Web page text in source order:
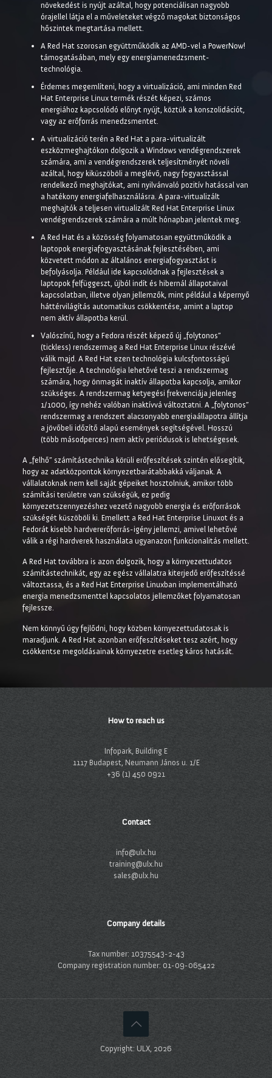
növekedést is nyújt azáltal, hogy potenciálisan nagyobb
órajellel látja el a műveleteket végző magokat biztonságos
hőszintek megtartása mellett.
A Red Hat szorosan együttműködik az AMD-vel a PowerNow!
támogatásában, mely egy energiamenedzsment-
technológia.
Érdemes megemlíteni, hogy a virtualizáció, ami minden Red
Hat Enterprise Linux termék részét képezi, számos
energiához kapcsolódó előnyt nyújt, köztük a konszolidációt,
vagy az erőforrás menedzsmentet.
A virtualizáció terén a Red Hat a para-virtualizált
eszközmeghajtókon dolgozik a Windows vendégrendszerek
számára, ami a vendégrendszerek teljesítményét növeli
azáltal, hogy kiküszöböli a meglévő, nagy fogyasztással
rendelkező meghajtókat, ami nyilvánvaló pozitív hatással van
a hatékony energiafelhasználásra. A para-virtualizált
meghajtók a teljesen virtualizált Red Hat Enterprise Linux
vendégrendszerek számára a múlt hónapban jelentek meg.
A Red Hat és a közösség folyamatosan együttműködik a
laptopok energiafogyasztásának fejlesztésében, ami
közvetett módon az általános energiafogyasztást is
befolyásolja. Például ide kapcsolódnak a fejlesztések a
laptopok felfüggeszt, újból indít és hibernál állapotaival
kapcsolatban, illetve olyan jellemzők, mint például a képernyő
háttérvilágítás automatikus csökkentése, amint a laptop
nem aktív állapotba kerül.
Valószínű, hogy a Fedora részét képező új „folytonos”
(tickless) rendszermag a Red Hat Enterprise Linux részévé
válik majd. A Red Hat ezen technológia kulcsfontosságú
fejlesztője. A technológia lehetővé teszi a rendszermag
számára, hogy önmagát inaktív állapotba kapcsolja, amikor
szükséges. A rendszermag ketyegési frekvenciája jelenleg
1/1000, így nehéz valóban inaktívvá változtatni. A „folytonos”
rendszermag a rendszert alacsonyabb energiaállapotra állítja
a jövőbeli időzítő alapú események segítségével. Hosszú
(több másodperces) nem aktív periódusok is lehetségesek.
A „felhő” számítástechnika körüli erőfeszítések szintén elősegítik,
hogy az adatközpontok környezetbarátabbakká váljanak. A
vállalatoknak nem kell saját gépeiket hosztolniuk, amikor több
számítási területre van szükségük, ez pedig
környezetszennyezéshez vezető nagyobb energia és erőforrások
szükségét küszöböli ki. Emellett a Red Hat Enterprise Linuxot és a
Fedorát kisebb hardvererőforrás-igény jellemzi, amivel lehetővé
válik a régi hardverek használata ugyanazon funkcionalitás mellett.
A Red Hat továbbra is azon dolgozik, hogy a környezettudatos
számítástechnikát, egy az egész vállalatra kiterjedő erőfeszítéssé
változtassa, és a Red Hat Enterprise Linuxban implementálható
energia menedzsmenttel kapcsolatos jellemzőket folyamatosan
fejlessze.
Nem könnyű úgy fejlődni, hogy közben környezettudatosak is
maradjunk. A Red Hat azonban erőfeszítéseket tesz azért, hogy
csökkentse megoldásainak környezetre esetleg káros hatását.
How to reach us
Infopark, Building E
1117 Budapest, Neumann János u. 1/E
+36 (1) 450 0921
Contact
info@ulx.hu
training@ulx.hu
sales@ulx.hu
Company details
Tax number: 10375543-2-43
Company registration number: 01-09-065422
Copyright: ULX, 2026